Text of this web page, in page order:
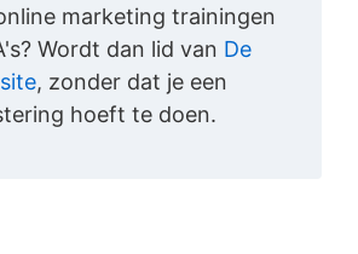
marketing trainingen
Wordt dan lid van De
, zonder dat je een
hoeft te doen.